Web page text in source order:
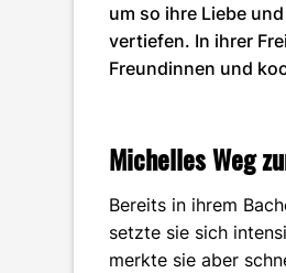
um so ihre Liebe
vertiefen. In ihrer
Freundinnen und
Michelles Weg
Bereits in ihrem
setzte sie sich
merkte sie aber